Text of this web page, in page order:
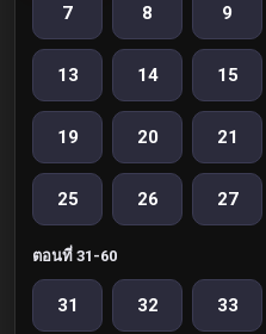
7 8 9
13 14 15
19 20 21
25 26 27
ตอนที่ 31-60
31 32 33